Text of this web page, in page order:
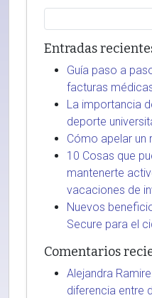
Entradas
Guía paso a
facturas
La importancia
deporte
Cómo apelar
10 Cosas que
mantenerte
vacaciones de
Nuevos
Secure para el
Comentarios
Alejandra
diferencia entre